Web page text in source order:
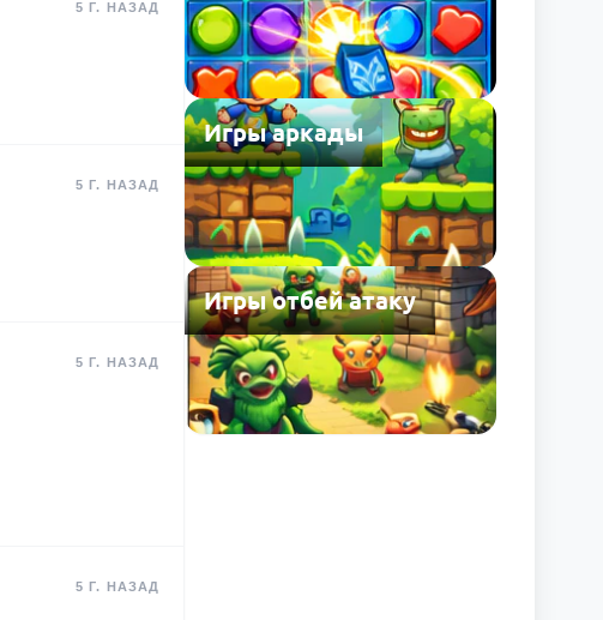
5 Г. НАЗАД
5 Г. НАЗАД
5 Г. НАЗАД
5 Г. НАЗАД
Игры аркады
Игры отбей атаку